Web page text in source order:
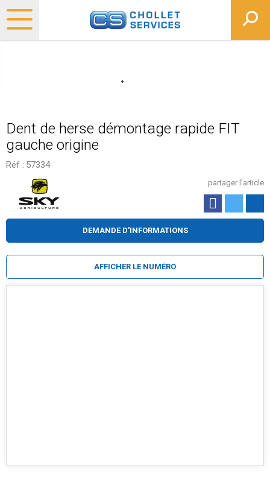
Dent de herse démontage rapide FIT
gauche origine
Réf : 57334
partager l'article
DEMANDE D'INFORMATIONS
AFFICHER LE NUMÉRO